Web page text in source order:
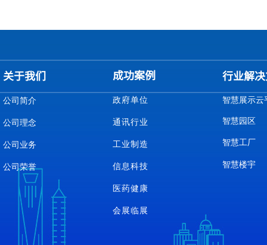
关于我们
公司简介
公司理念
公司业务
公司荣誉
成功案例
政府单位
通讯行业
工业制造
信息科技
医药健康
会展临展
行业解
智慧展示云
智慧园区
智慧工厂
智慧楼宇